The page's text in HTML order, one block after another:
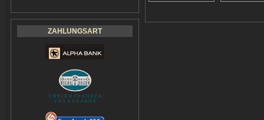
ZAHLUNGSART